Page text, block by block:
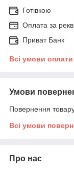
Готівкою
Оплата за
Приват Банк
Всі умови оплати
Умови
Повернення
Всі умови
Про нас